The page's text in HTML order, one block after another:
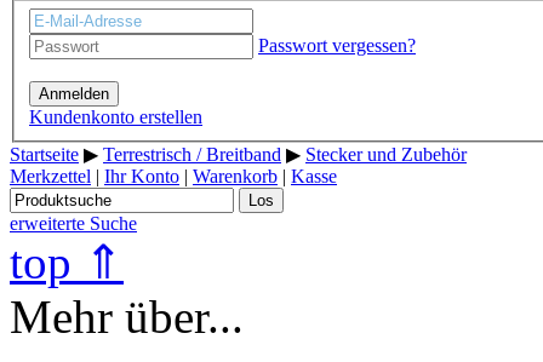
Passwort vergessen?
Anmelden
Kundenkonto erstellen
Startseite ▶ Terrestrisch / Breitband ▶ Stecker und Zubehör
Merkzettel | Ihr Konto | Warenkorb | Kasse
Los
erweiterte Suche
top ⇑
Mehr über...